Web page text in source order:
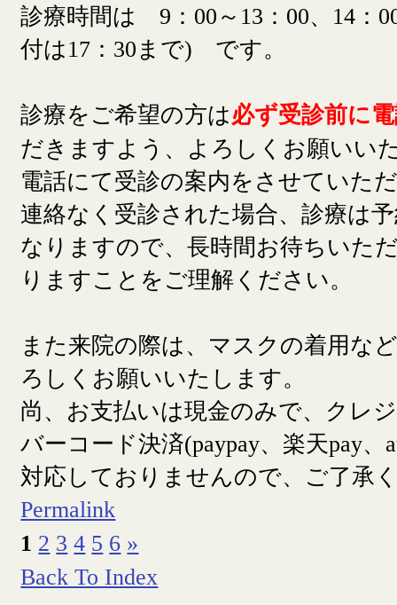
診療時間は 9：00～13：00、14：
付は17：30まで) です。
診療をご希望の方は必ず受診前に
だきますよう、よろしくお願いい
電話にて受診の案内をさせていた
連絡なく受診された場合、診療は
なりますので、長時間お待ちいた
りますことをご理解ください。
また来院の際は、マスクの着用な
ろしくお願いいたします。
尚、お支払いは現金のみで、クレ
バーコード決済(paypay、楽天pay、
対応しておりませんので、ご了承
Permalink
1 2 3 4 5 6 »
Back To Index